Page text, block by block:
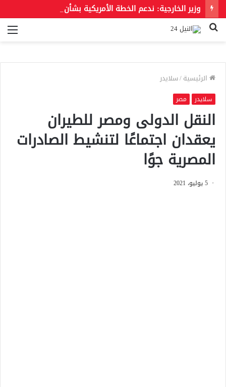
بحث
الرئيسية/سلايدر
سلايدر مصر
النقل الدولى ومصر للطيران
يعقدان اجتماعًا لتنشيط الصادرات
المصرية جوًا
5 يوليو، 2021